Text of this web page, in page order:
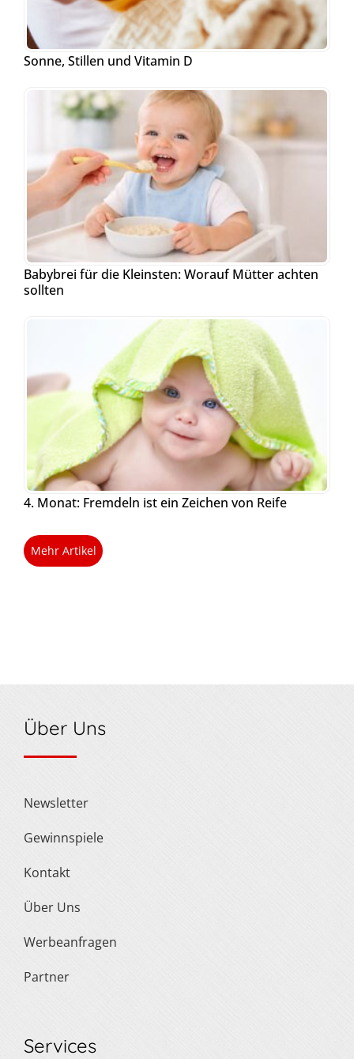
Sonne, Stillen und Vitamin D
Babybrei für die Kleinsten: Worauf Mütter achten
sollten
4. Monat: Fremdeln ist ein Zeichen von Reife
Mehr Artikel
Über Uns
Newsletter
Gewinnspiele
Kontakt
Über Uns
Werbeanfragen
Partner
Services